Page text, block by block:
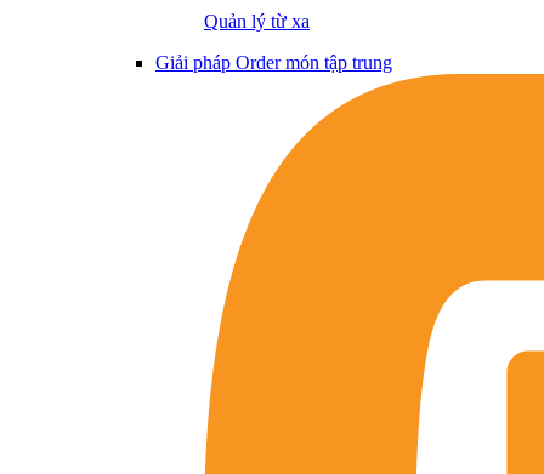
Quản lý từ xa
Giải pháp Order món tập trung